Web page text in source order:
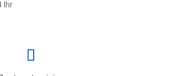
Ihr